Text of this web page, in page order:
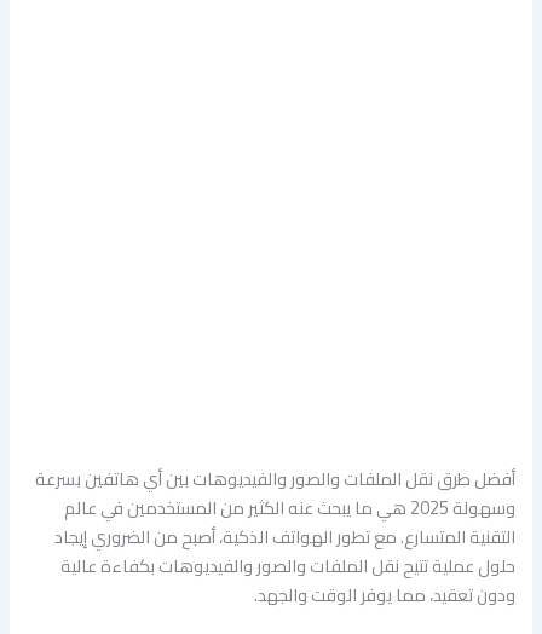
أفضل طرق نقل الملفات والصور والفيديوهات بين أي هاتفين بسرعة
وسهولة 2025 هي ما يبحث عنه الكثير من المستخدمين في عالم
التقنية المتسارع. مع تطور الهواتف الذكية، أصبح من الضروري إيجاد
حلول عملية تتيح نقل الملفات والصور والفيديوهات بكفاءة عالية
ودون تعقيد، مما يوفر الوقت والجهد.